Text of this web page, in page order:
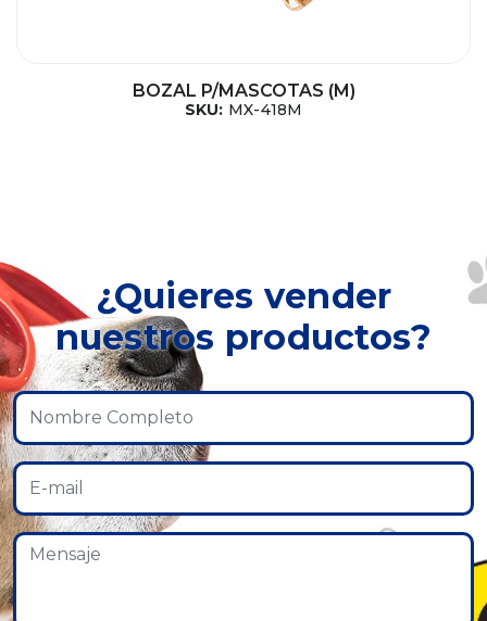
BOZAL P/MASCOTAS (M)
SKU: MX-418M
¿Quieres vender
nuestros productos?